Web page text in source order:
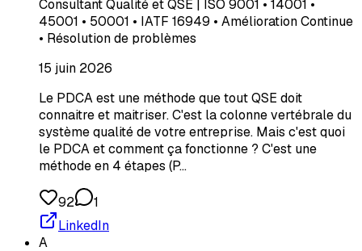
Consultant Qualité et QSE | ISO 9001 • 14001 •
45001 • 50001 • IATF 16949 • Amélioration Continue
• Résolution de problèmes
15 juin 2026
Le PDCA est une méthode que tout QSE doit
connaitre et maitriser. C'est la colonne vertébrale du
système qualité de votre entreprise. Mais c'est quoi
le PDCA et comment ça fonctionne ? C'est une
méthode en 4 étapes (P…
92
1
LinkedIn
A